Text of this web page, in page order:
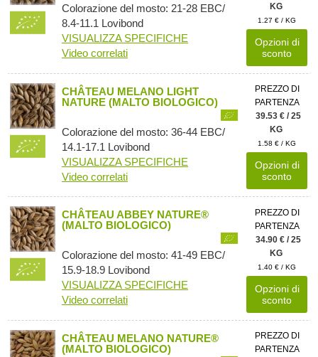
Colorazione del mosto: 21-28 EBC/
8.4-11.1 Lovibond
VISUALIZZA SPECIFICHE
Video correlati
KG
1.27 € / KG
Opzioni di
sconto
CHÂTEAU MELANO LIGHT
NATURE (MALTO BIOLOGICO)
Colorazione del mosto: 36-44 EBC/
14.1-17.1 Lovibond
VISUALIZZA SPECIFICHE
Video correlati
PREZZO DI
PARTENZA
39.53 € / 25
KG
1.58 € / KG
Opzioni di
sconto
CHÂTEAU ABBEY NATURE®
(MALTO BIOLOGICO)
Colorazione del mosto: 41-49 EBC/
15.9-18.9 Lovibond
VISUALIZZA SPECIFICHE
Video correlati
PREZZO DI
PARTENZA
34.90 € / 25
KG
1.40 € / KG
Opzioni di
sconto
CHÂTEAU MELANO NATURE®
(MALTO BIOLOGICO)
PREZZO DI
PARTENZA